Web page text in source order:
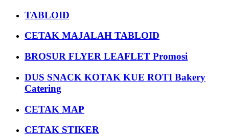
TABLOID
CETAK MAJALAH TABLOID
BROSUR FLYER LEAFLET Promosi
DUS SNACK KOTAK KUE ROTI Bakery
Catering
CETAK MAP
CETAK STIKER